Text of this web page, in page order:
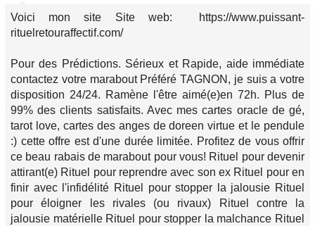
Voici mon site Site web: https://www.puissant-
rituelretouraffectif.com/
Pour des Prédictions. Sérieux et Rapide, aide immédiate
contactez votre marabout Préféré TAGNON, je suis a votre
disposition 24/24. Ramène l'être aimé(e)en 72h. Plus de
99% des clients satisfaits. Avec mes cartes oracle de gé,
tarot love, cartes des anges de doreen virtue et le pendule
:) cette offre est d'une durée limitée. Profitez de vous offrir
ce beau rabais de marabout pour vous! Rituel pour devenir
attirant(e) Rituel pour reprendre avec son ex Rituel pour en
finir avec l'infidélité Rituel pour stopper la jalousie Rituel
pour éloigner les rivales (ou rivaux) Rituel contre la
jalousie matérielle Rituel pour stopper la malchance Rituel